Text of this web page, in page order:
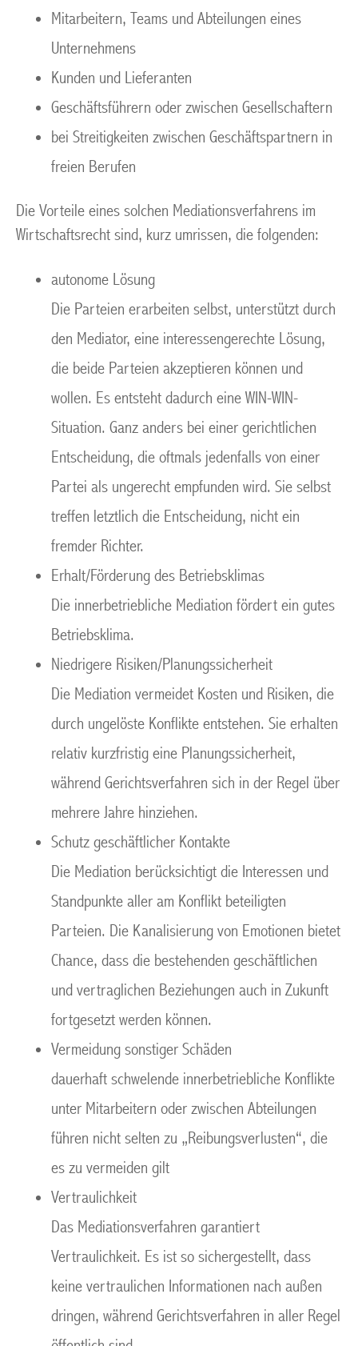
Mitarbeitern, Teams und Abteilungen eines
Unternehmens
Kunden und Lieferanten
Geschäftsführern oder zwischen Gesellschaftern
bei Streitigkeiten zwischen Geschäftspartnern in
freien Berufen
Die Vorteile eines solchen Mediationsverfahrens im
Wirtschaftsrecht sind, kurz umrissen, die folgenden:
autonome Lösung
Die Parteien erarbeiten selbst, unterstützt durch
den Mediator, eine interessengerechte Lösung,
die beide Parteien akzeptieren können und
wollen. Es entsteht dadurch eine WIN-WIN-
Situation. Ganz anders bei einer gerichtlichen
Entscheidung, die oftmals jedenfalls von einer
Partei als ungerecht empfunden wird. Sie selbst
treffen letztlich die Entscheidung, nicht ein
fremder Richter.
Erhalt/Förderung des Betriebsklimas
Die innerbetriebliche Mediation fördert ein gutes
Betriebsklima.
Niedrigere Risiken/Planungssicherheit
Die Mediation vermeidet Kosten und Risiken, die
durch ungelöste Konflikte entstehen. Sie erhalten
relativ kurzfristig eine Planungssicherheit,
während Gerichtsverfahren sich in der Regel über
mehrere Jahre hinziehen.
Schutz geschäftlicher Kontakte
Die Mediation berücksichtigt die Interessen und
Standpunkte aller am Konflikt beteiligten
Parteien. Die Kanalisierung von Emotionen bietet
Chance, dass die bestehenden geschäftlichen
und vertraglichen Beziehungen auch in Zukunft
fortgesetzt werden können.
Vermeidung sonstiger Schäden
dauerhaft schwelende innerbetriebliche Konflikte
unter Mitarbeitern oder zwischen Abteilungen
führen nicht selten zu „Reibungsverlusten“, die
es zu vermeiden gilt
Vertraulichkeit
Das Mediationsverfahren garantiert
Vertraulichkeit. Es ist so sichergestellt, dass
keine vertraulichen Informationen nach außen
dringen, während Gerichtsverfahren in aller Regel